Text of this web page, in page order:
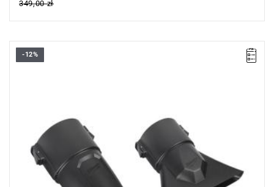
349,00 zł
Zestaw zawiera dysze do dmuchawy M18 FBLG3:
-12%